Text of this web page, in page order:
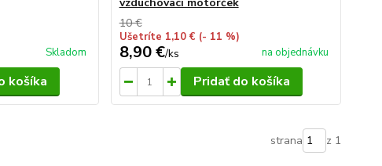
Skladom
košíka
10 €
Ušetríte 1,10 € (- 11 %)
8,90 €/ks na objednávku
Pridať do košíka
strana z 1